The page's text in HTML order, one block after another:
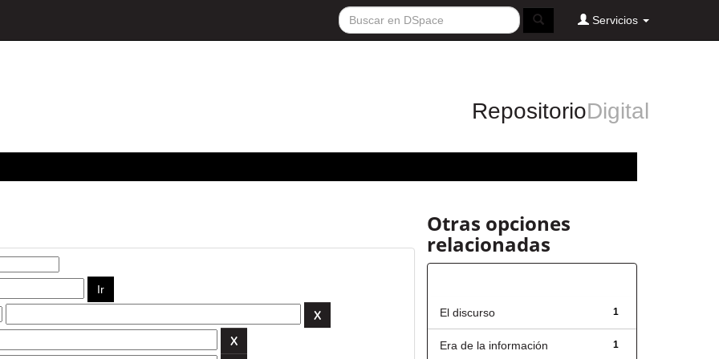
Servicios
RepositorioDigital
Otras opciones
relacionadas
1
El discurso
1
Era de la información